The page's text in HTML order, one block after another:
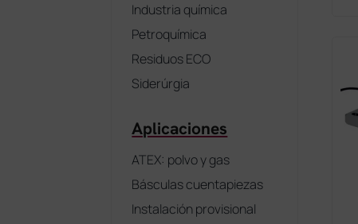
Industria química
Petroquímica
Residuos ECO
Siderúrgia
Aplicaciones
ATEX: polvo y gas
Básculas cuentapiezas
Instalación provisional